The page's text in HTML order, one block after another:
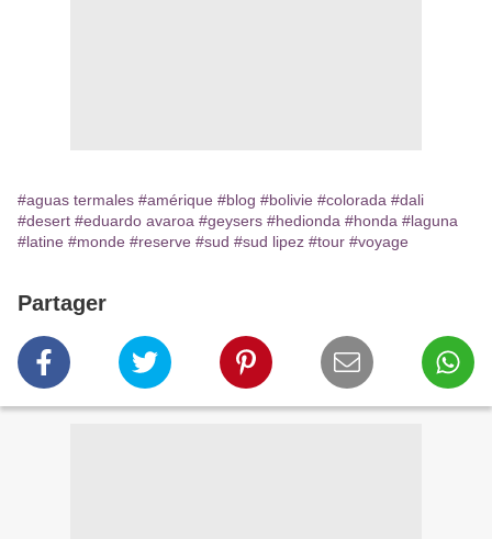
#aguas termales #amérique #blog #bolivie #colorada #dali
#desert #eduardo avaroa #geysers #hedionda #honda #laguna
#latine #monde #reserve #sud #sud lipez #tour #voyage
Partager